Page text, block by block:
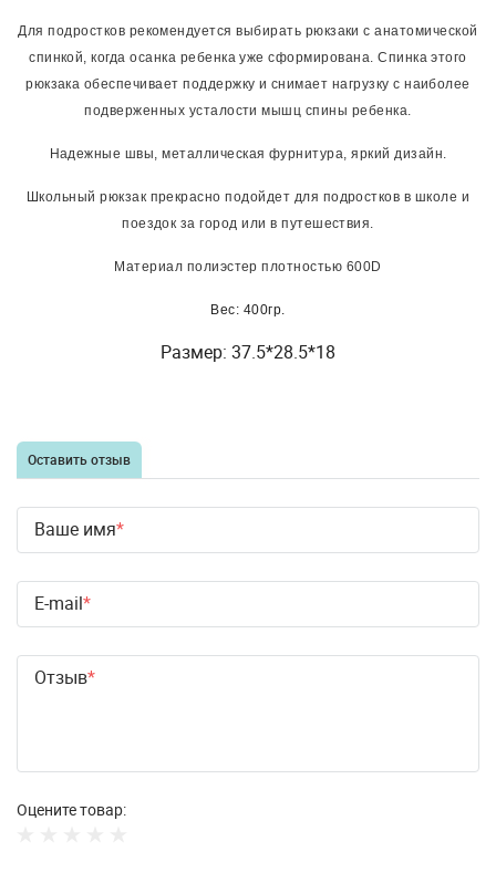
Для подростков рекомендуется выбирать рюкзаки с анатомической
спинкой, когда осанка ребенка уже сформирована. Спинка этого
рюкзака обеспечивает поддержку и снимает нагрузку с наиболее
подверженных усталости мышц спины ребенка.
Надежные швы, металлическая фурнитура, яркий дизайн.
Школьный рюкзак прекрасно подойдет для подростков в школе и
поездок за город или в путешествия.
Материал полиэстер плотностью 600D
Вес: 400гр.
Размер: 37.5*28.5*18
Оставить отзыв
Ваше имя
E-mail
Отзыв
Оцените товар: